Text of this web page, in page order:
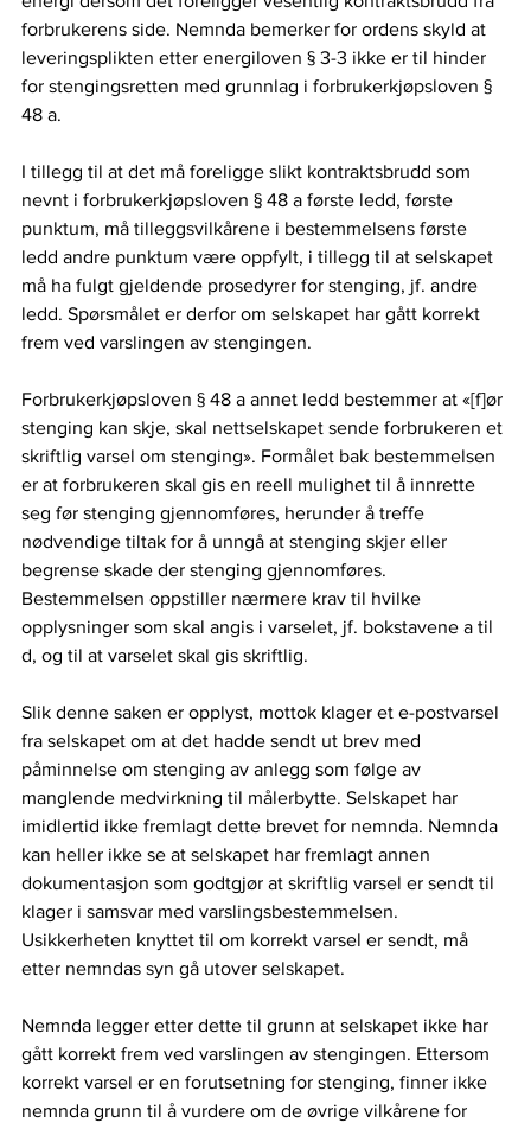
forbrukerens side. Nemnda bemerker for ordens skyld at
leveringsplikten etter energiloven § 3-3 ikke er til hinder
for stengingsretten med grunnlag i forbrukerkjøpsloven §
48 a.
I tillegg til at det må foreligge slikt kontraktsbrudd som
nevnt i forbrukerkjøpsloven § 48 a første ledd, første
punktum, må tilleggsvilkårene i bestemmelsens første
ledd andre punktum være oppfylt, i tillegg til at selskapet
må ha fulgt gjeldende prosedyrer for stenging, jf. andre
ledd. Spørsmålet er derfor om selskapet har gått korrekt
frem ved varslingen av stengingen.
Forbrukerkjøpsloven § 48 a annet ledd bestemmer at «[f]ør
stenging kan skje, skal nettselskapet sende forbrukeren et
skriftlig varsel om stenging». Formålet bak bestemmelsen
er at forbrukeren skal gis en reell mulighet til å innrette
seg før stenging gjennomføres, herunder å treffe
nødvendige tiltak for å unngå at stenging skjer eller
begrense skade der stenging gjennomføres.
Bestemmelsen oppstiller nærmere krav til hvilke
opplysninger som skal angis i varselet, jf. bokstavene a til
d, og til at varselet skal gis skriftlig.
Slik denne saken er opplyst, mottok klager et e-postvarsel
fra selskapet om at det hadde sendt ut brev med
påminnelse om stenging av anlegg som følge av
manglende medvirkning til målerbytte. Selskapet har
imidlertid ikke fremlagt dette brevet for nemnda. Nemnda
kan heller ikke se at selskapet har fremlagt annen
dokumentasjon som godtgjør at skriftlig varsel er sendt til
klager i samsvar med varslingsbestemmelsen.
Usikkerheten knyttet til om korrekt varsel er sendt, må
etter nemndas syn gå utover selskapet.
Nemnda legger etter dette til grunn at selskapet ikke har
gått korrekt frem ved varslingen av stengingen. Ettersom
korrekt varsel er en forutsetning for stenging, finner ikke
nemnda grunn til å vurdere om de øvrige vilkårene for